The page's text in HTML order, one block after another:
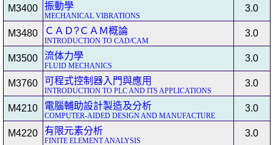
M3400 振動學
MECHANICAL VIBRATIONS
3.0
M3480 ＣＡＤ?ＣＡＭ概論
INTRODUCTION TO CAD/CAM
3.0
M3500 流体力學
FLUID MECHANICS
3.0
M3760 可程式控制器入門與應用
INTRODUCTION TO PLC AND ITS APPLICATIONS
3.0
M4210 電腦輔助設計製造及分析
COMPUTER-AIDED DESIGN AND MANUFACTURE
3.0
M4220 有限元素分析
FINITE ELEMENT ANALYSIS
3.0